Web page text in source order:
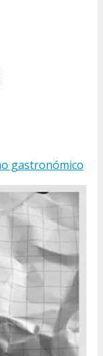
gastronómico